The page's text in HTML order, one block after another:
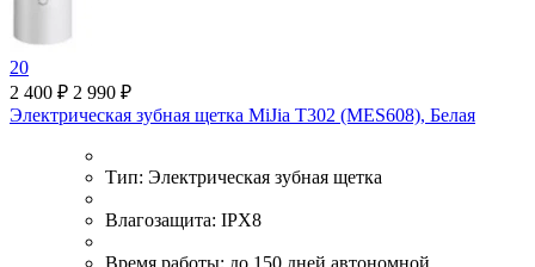
20
2 400 ₽ 2 990 ₽
Электрическая зубная щетка MiJia T302 (MES608), Белая
Тип: Электрическая зубная щетка
Влагозащита: IPX8
Время работы: до 150 дней автономной